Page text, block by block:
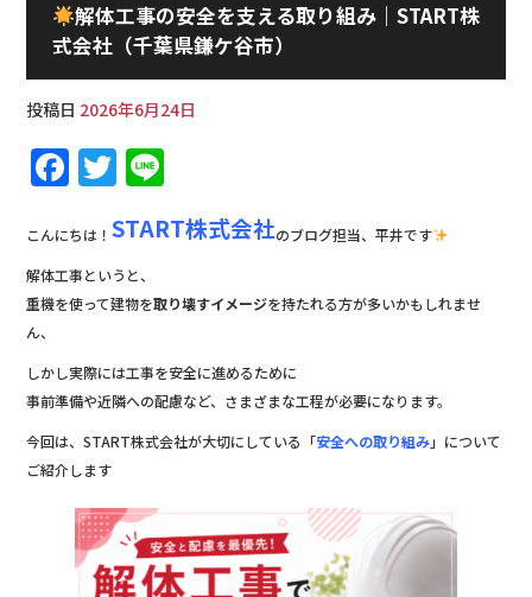
解体工事の安全を支える取り組み｜START株
式会社（千葉県鎌ケ谷市）
投稿日 2026年6月24日
F
a
c
e
b
o
o
k
T
w
it
te
r
e
こんにちは！START株式会社のブログ担当、平井です
解体工事というと、
重機を使って建物を取り壊すイメージを持たれる方が多いかもしれませ
ん、
しかし実際には工事を安全に進めるために
事前準備や近隣への配慮など、さまざまな工程が必要になります。
今回は、START株式会社が大切にしている「安全への取り組み」について
ご紹介します